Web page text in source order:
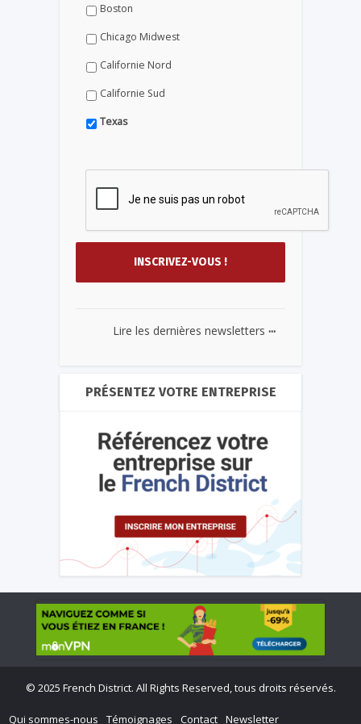
Boston
Chicago Midwest
Californie Nord
Californie Sud
Texas
Lire les dernières newsletters ...
PRÉSENTEZ VOTRE ENTREPRISE
© 2025 French District. All Rights Reserved, tous droits réservés.
Qui sommes-nous Témoignages Contact Newsletter